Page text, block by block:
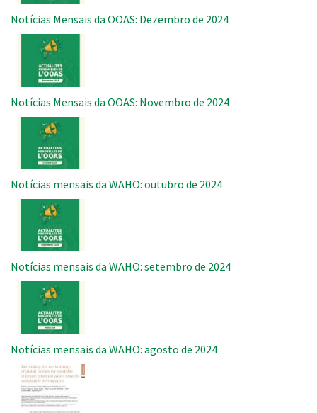
Notícias Mensais da OOAS: Dezembro de 2024
Imagem
Notícias Mensais da OOAS: Novembro de 2024
Imagem
Notícias mensais da WAHO: outubro de 2024
Imagem
Notícias mensais da WAHO: setembro de 2024
Imagem
Notícias mensais da WAHO: agosto de 2024
Imagem